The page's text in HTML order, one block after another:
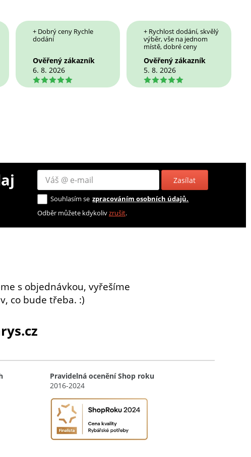
+ Dobrý ceny Rychle
dodání
Ověřený zákazník
6. 8. 2026
5
+ Rychlost dodání, skvělý
výběr, vše na jednom
místě, dobré ceny
Ověřený zákazník
5. 8. 2026
5
Zasílat
Souhlasím se zpracováním osobních údajů.
Odběr můžete kdykolivzrušit.
s objednávkou, vyřešíme
co bude třeba. :)
Pravidelná ocenění Shop roku
2016-2024